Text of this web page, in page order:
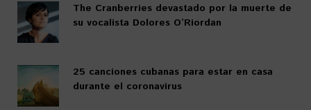
The Cranberries devastado por la muerte de
su vocalista Dolores O’Riordan
25 canciones cubanas para estar en casa
durante el coronavirus